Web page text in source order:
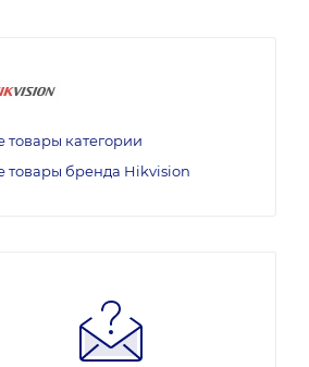
товары категории
товары бренда Hikvision